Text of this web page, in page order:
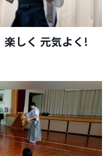
しく 元気よく!